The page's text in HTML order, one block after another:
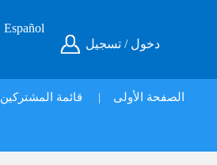
دخول / تسجيل
Español
الصفحة الأولى | قائمة المشتركين